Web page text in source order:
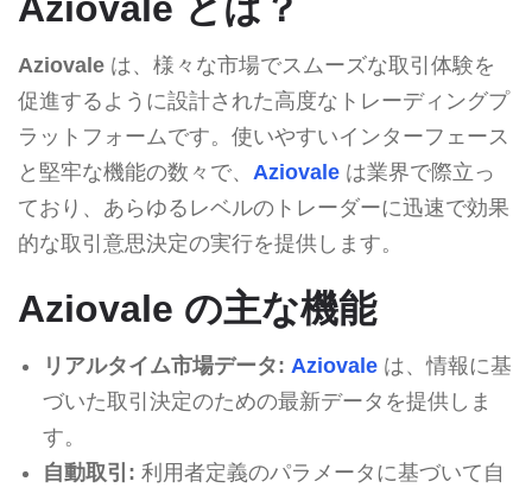
Aziovale は、様々な市場でスムーズな取引体験を
促進するように設計された高度なトレーディングプ
ラットフォームです。使いやすいインターフェース
と堅牢な機能の数々で、 Aziovale は業界で際立っ
ており、あらゆるレベルのトレーダーに迅速で効果
的な取引意思決定の実行を提供します。
Aziovale の主な機能
リアルタイム市場データ: Aziovaleは、情報に基
づいた取引決定のための最新データを提供しま
す。
自動取引: 利用者定義のパラメータに基づいて自